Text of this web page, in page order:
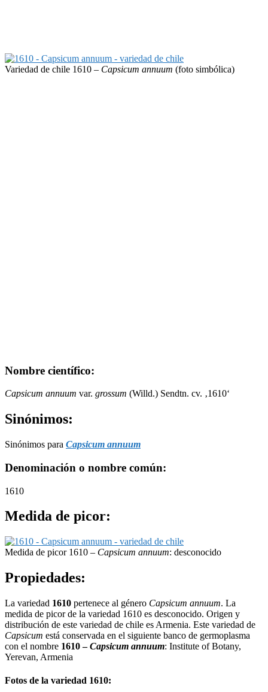
Variedad de chile 1610 – Capsicum annuum (foto simbólica)
Nombre científico:
Capsicum annuum var. grossum (Willd.) Sendtn. cv. ‚1610‘
Sinónimos:
Sinónimos para Capsicum annuum
Denominación o nombre común:
1610
Medida de picor:
Medida de picor 1610 – Capsicum annuum: desconocido
Propiedades:
La variedad 1610 pertenece al género Capsicum annuum. La
medida de picor de la variedad 1610 es desconocido. Origen y
distribución de este variedad de chile es Armenia. Este variedad de
Capsicum está conservada en el siguiente banco de germoplasma
con el nombre 1610 –Capsicum annuum: Institute of Botany,
Yerevan, Armenia
Fotos de la variedad 1610: